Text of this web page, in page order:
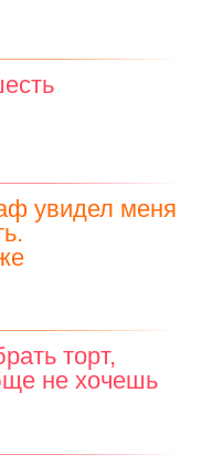
увидел меня
торт,
не хочешь